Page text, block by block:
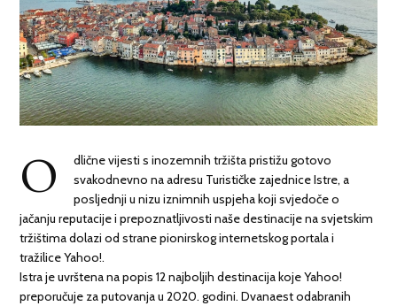
O
dlične vijesti s inozemnih tržišta pristižu gotovo
svakodnevno na adresu Turističke zajednice Istre, a
posljednji u nizu iznimnih uspjeha koji svjedoče o
jačanju reputacije i prepoznatljivosti naše destinacije na svjetskim
tržištima dolazi od strane pionirskog internetskog portala i
tražilice Yahoo!.
Istra je uvrštena na popis 12 najboljih destinacija koje Yahoo!
preporučuje za putovanja u 2020. godini. Dvanaest odabranih